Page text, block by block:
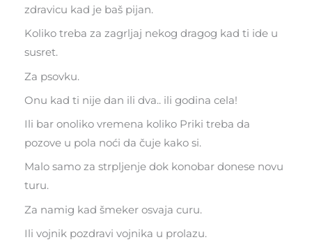
zdravicu kad je baš pijan.
Koliko treba za zagrljaj nekog dragog kad ti ide u
susret.
Za psovku.
Onu kad ti nije dan ili dva.. ili godina cela!
Ili bar onoliko vremena koliko Priki treba da
pozove u pola noći da čuje kako si.
Malo samo za strpljenje dok konobar donese novu
turu.
Za namig kad šmeker osvaja curu.
Ili vojnik pozdravi vojnika u prolazu.